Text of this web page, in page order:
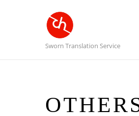
Sworn Translation Service